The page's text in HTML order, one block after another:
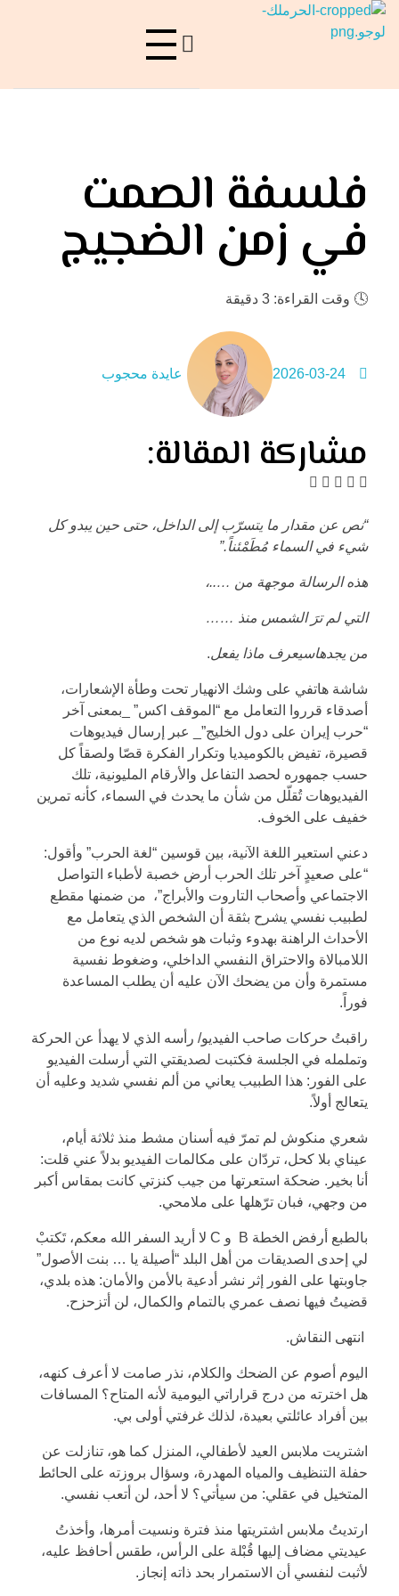
فلسفة الصمت
في زمن الضجيج
🕓 وقت القراءة: 3 دقيقة
2026-03-24 عايدة محجوب
مشاركة المقالة:
“نص عن مقدار ما يتسرّب إلى الداخل، حتى حين يبدو كل
شيء في السماء مُطَمْئناً.”
هذه الرسالة موجهة من …..،
التي لم ترَ الشمس منذ ……
من يجدهاسيعرف ماذا يفعل.
شاشة هاتفي على وشك الانهيار تحت وطأة الإشعارات،
أصدقاء قرروا التعامل مع “الموقف اكس” _بمعنى آخر
“حرب إيران على دول الخليج”_ عبر إرسال فيديوهات
قصيرة، تفيض بالكوميديا وتكرار الفكرة قصّا ولصقاً كل
حسب جمهوره لحصد التفاعل والأرقام المليونية، تلك
الفيديوهات تُقلّل من شأن ما يحدث في السماء، كأنه تمرين
خفيف على الخوف.
دعني استعير اللغة الآنية، بين قوسين “لغة الحرب” وأقول:
“على صعيدٍ آخر تلك الحرب أرض خصبة لأطباء التواصل
الاجتماعي وأصحاب التاروت والأبراج”، من ضمنها مقطع
لطبيب نفسي يشرح بثقة أن الشخص الذي يتعامل مع
الأحداث الراهنة بهدوء وثبات هو شخص لديه نوع من
اللامبالاة والاحتراق النفسي الداخلي، وضغوط نفسية
مستمرة وأن من يضحك الآن عليه أن يطلب المساعدة
فوراً.
راقبتُ حركات صاحب الفيديو/ رأسه الذي لا يهدأ عن الحركة
وتململه في الجلسة فكتبت لصديقتي التي أرسلت الفيديو
على الفور: هذا الطبيب يعاني من ألم نفسي شديد وعليه أن
يتعالج أولاً.
شعري منكوش لم تمرّ فيه أسنان مشط منذ ثلاثة أيام،
عيناي بلا كحل، تردّان على مكالمات الفيديو بدلاً عني قلت:
أنا بخير. ضحكة استعرتها من جيب كنزتي كانت بمقاس أكبر
من وجهي، فبان ترّهلها على ملامحي.
بالطبع أرفض الخطة B و C لا أريد السفر الله معكم، تَكتبْ
لي إحدى الصديقات من أهل البلد “أصيلة يا … بنت الأصول”
جاوبتها على الفور إثر نشر أدعية بالأمن والأمان: هذه بلدي،
قضيتُ فيها نصف عمري بالتمام والكمال، لن أتزحزح.
انتهى النقاش.
اليوم أصوم عن الضحك والكلام، نذر صامت لا أعرف كنهه،
هل اخترته من درج قراراتي اليومية لأنه المتاح؟ المسافات
بين أفراد عائلتي بعيدة، لذلك غرفتي أولى بي.
اشتريت ملابس العيد لأطفالي، المنزل كما هو، تنازلت عن
حفلة التنظيف والمياه المهدرة، وسؤال بروزته على الحائط
المتخيل في عقلي: من سيأتي؟ لا أحد، لن أتعب نفسي.
ارتديتُ ملابس اشتريتها منذ فترة ونسيت أمرها، وأخذتُ
عيديتي مضاف إليها قُبْلة على الرأس، طقس أحافظ عليه،
لأثبت لنفسي أن الاستمرار بحد ذاته إنجاز.